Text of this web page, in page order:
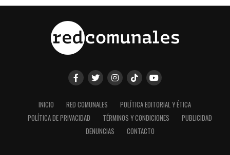
INICIO RED COMUNALES
POLÍTICA EDITORIAL Y ÉTICA
POLÍTICA DE PRIVACIDAD
TÉRMINOS Y CONDICIONES
PUBLICIDAD
DENUNCIAS
CONTACTO